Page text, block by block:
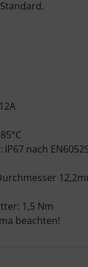
nach
1,5 Nm
beachten!